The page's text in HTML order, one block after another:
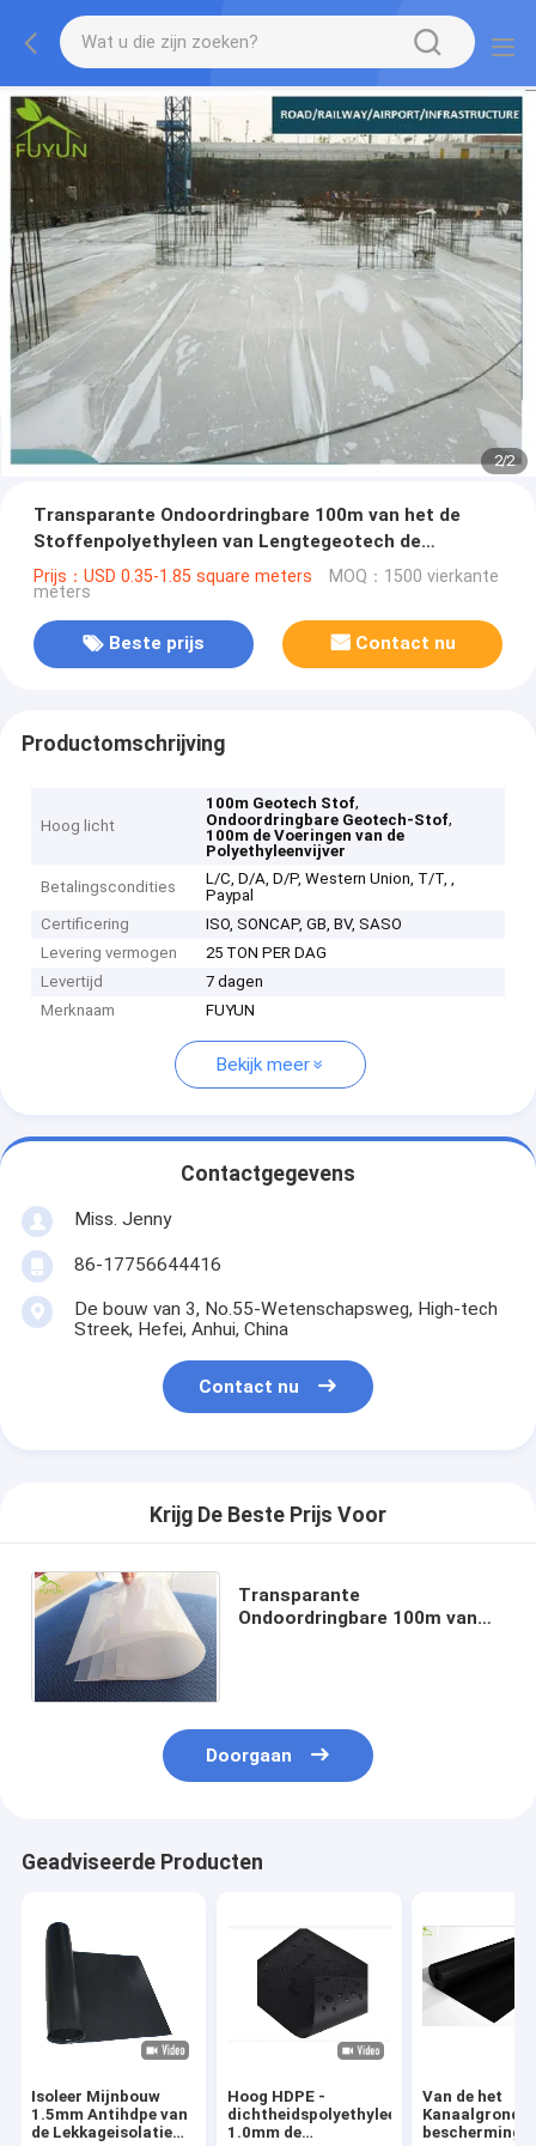
2/2
Transparante Ondoordringbare 100m van het de
Stoffenpolyethyleen van Lengtegeotech de
Vijvervoeringen
Prijs：USD 0.35-1.85 square meters MOQ：1500 vierkante
meters
Beste prijs Contact nu
Productomschrijving
Hoog licht
100m Geotech Stof,
Ondoordringbare Geotech-Stof,
100m de Voeringen van de
Polyethyleenvijver
Betalingscondities
L/C, D/A, D/P, Western Union, T/T, ,
Paypal
Certificering
ISO, SONCAP, GB, BV, SASO
Levering vermogen
25 TON PER DAG
Levertijd
7 dagen
Merknaam
FUYUN
Bekijk meer
Contactgegevens
Miss. Jenny
86-17756644416
De bouw van 3, No.55-Wetenschapsweg, High-tech
Streek, Hefei, Anhui, China
Contact nu
Krijg De Beste Prijs Voor
Transparante
Ondoordringbare 100m van
Doorgaan
Geadviseerde Producten
Isoleer Mijnbouw
1.5mm Antihdpe van
de Lekkageisolatie
Hoog HDPE -
dichtheidspolyethyleen
1.0mm de
Van de het
Kanaalgrond